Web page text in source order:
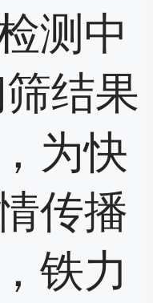
测中
结果
为快
传播
铁力